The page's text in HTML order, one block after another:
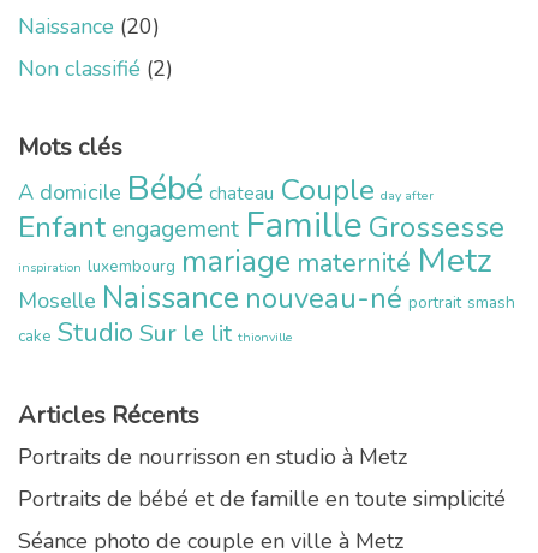
Naissance (20)
Non classifié (2)
Mots clés
A domicile Bébé chateau Couple day after
Enfant engagement Famille Grossesse
inspiration luxembourg mariage maternité Metz
Moselle Naissance nouveau-né portrait smash
cake Studio Sur le lit thionville
Articles Récents
Portraits de nourrisson en studio à Metz
Portraits de bébé et de famille en toute simplicité
Séance photo de couple en ville à Metz